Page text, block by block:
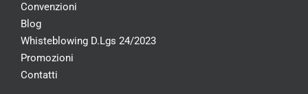
Convenzioni
Blog
Whisteblowing D.Lgs 24/2023
Promozioni
Contatti